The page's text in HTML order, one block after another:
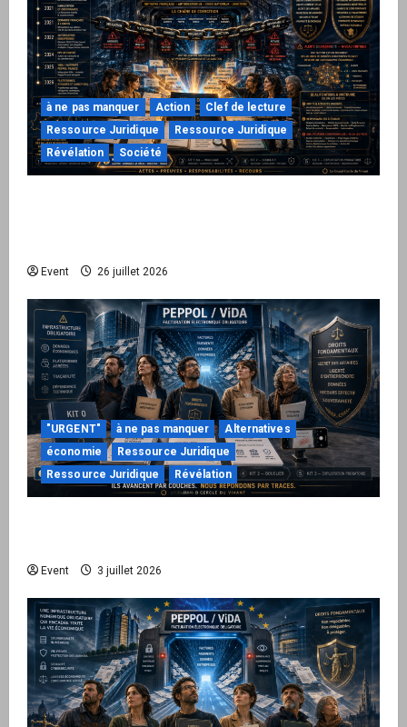
à ne pas manquer Action
Clef de lecture
Ressource Juridique
Ressource Juridique
Révélation
Société
Event 26 juillet 2026
"URGENT" à ne pas manquer
Alternatives
économie
Ressource Juridique
Ressource Juridique
Révélation
Event 3 juillet 2026